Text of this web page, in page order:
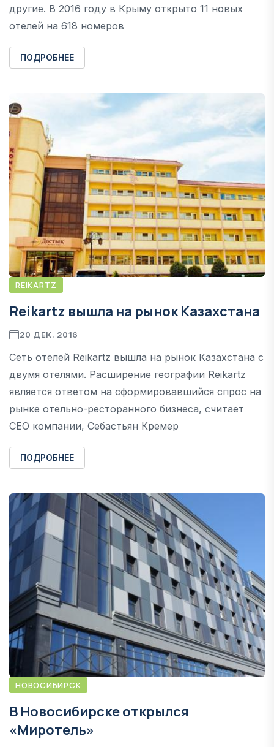
другие. В 2016 году в Крыму открыто 11 новых
отелей на 618 номеров
ПОДРОБНЕЕ
REIKARTZ
Reikartz вышла на рынок Казахстана
20 ДЕК. 2016
Сеть отелей Reikartz вышла на рынок Казахстана с
двумя отелями. Расширение географии Reikartz
является ответом на сформировавшийся спрос на
рынке отельно-ресторанного бизнеса, считает
CEO компании, Себастьян Кремер
ПОДРОБНЕЕ
НОВОСИБИРСК
В Новосибирске открылся
«Миротель»